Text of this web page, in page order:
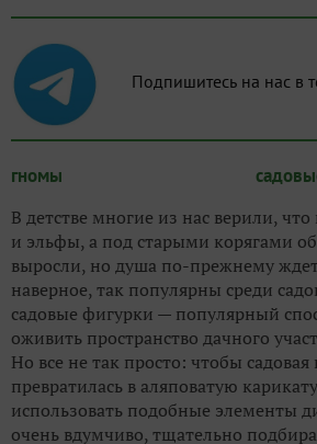
гномы
В детстве многие из нас верили,
и эльфы, а под старыми корягами
выросли, но душа по-прежнему
наверное, так популярны среди
садовые фигурки — популярный
оживить пространство дачного
Но все не так просто: чтобы
превратилась в аляповатую
использовать подобные элементы
очень вдумчиво, тщательно